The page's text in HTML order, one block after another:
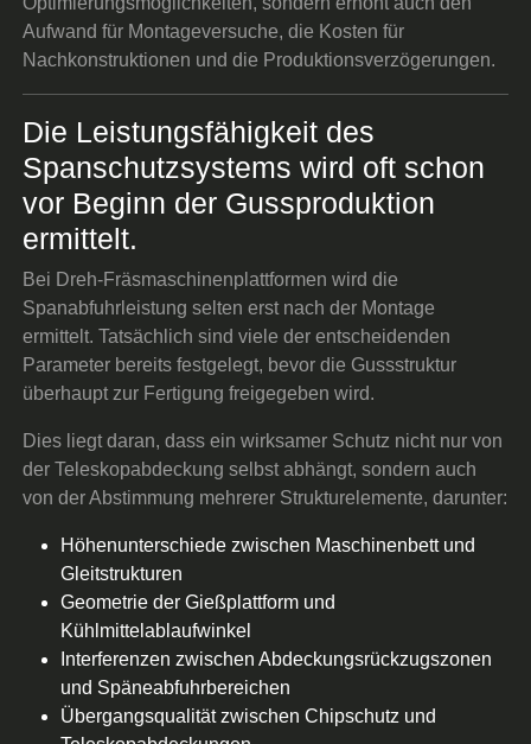
Aufwand für Montageversuche, die Kosten für
Nachkonstruktionen und die Produktionsverzögerungen.
Die Leistungsfähigkeit des
Spanschutzsystems wird oft schon
vor Beginn der Gussproduktion
ermittelt.
Bei Dreh-Fräsmaschinenplattformen wird die
Spanabfuhrleistung selten erst nach der Montage
ermittelt. Tatsächlich sind viele der entscheidenden
Parameter bereits festgelegt, bevor die Gussstruktur
überhaupt zur Fertigung freigegeben wird.
Dies liegt daran, dass ein wirksamer Schutz nicht nur von
der Teleskopabdeckung selbst abhängt, sondern auch
von der Abstimmung mehrerer Strukturelemente, darunter:
Höhenunterschiede zwischen Maschinenbett und
Gleitstrukturen
Geometrie der Gießplattform und
Kühlmittelablaufwinkel
Interferenzen zwischen Abdeckungsrückzugszonen
und Späneabfuhrbereichen
Übergangsqualität zwischen Chipschutz und